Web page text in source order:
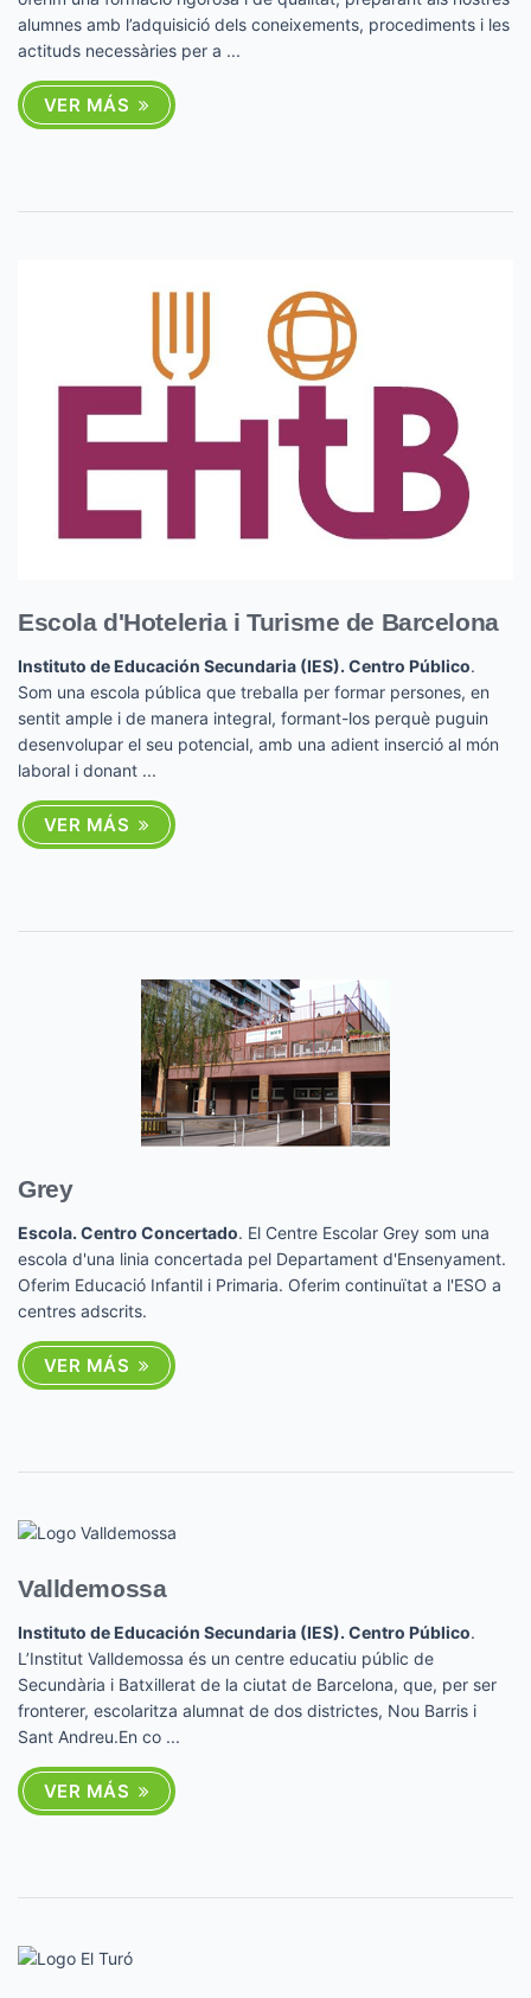
alumnes amb l’adquisició dels coneixements, procediments i les
actituds necessàries per a ...
VER MÁS
Escola d'Hoteleria i Turisme de Barcelona
Instituto de Educación Secundaria (IES). Centro Público.
Som una escola pública que treballa per formar persones, en
sentit ample i de manera integral, formant-los perquè puguin
desenvolupar el seu potencial, amb una adient inserció al món
laboral i donant ...
VER MÁS
Grey
Escola. Centro Concertado. El Centre Escolar Grey som una
escola d'una linia concertada pel Departament d'Ensenyament.
Oferim Educació Infantil i Primaria. Oferim continuïtat a l'ESO a
centres adscrits.
VER MÁS
Valldemossa
Instituto de Educación Secundaria (IES). Centro Público.
L’Institut Valldemossa és un centre educatiu públic de
Secundària i Batxillerat de la ciutat de Barcelona, que, per ser
fronterer, escolaritza alumnat de dos districtes, Nou Barris i
Sant Andreu.En co ...
VER MÁS